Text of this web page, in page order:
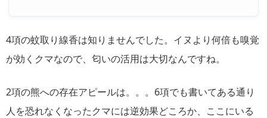
4項の蚊取り線香は知りませんでした。イヌより何倍も嗅覚
が効くクマなので、匂いの活用は大切なんですね。
2項の熊への存在アピールは。。。6項でも書いてある通り
人を恐れなくなったクマには逆効果どころか、ここにいる